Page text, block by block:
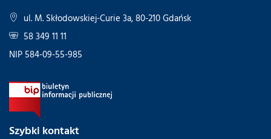
ul. M. Skłodowskiej-Curie 3a, 80-210 Gdańsk
58 349 11 11
NIP 584-09-55-985
Szybki kontakt